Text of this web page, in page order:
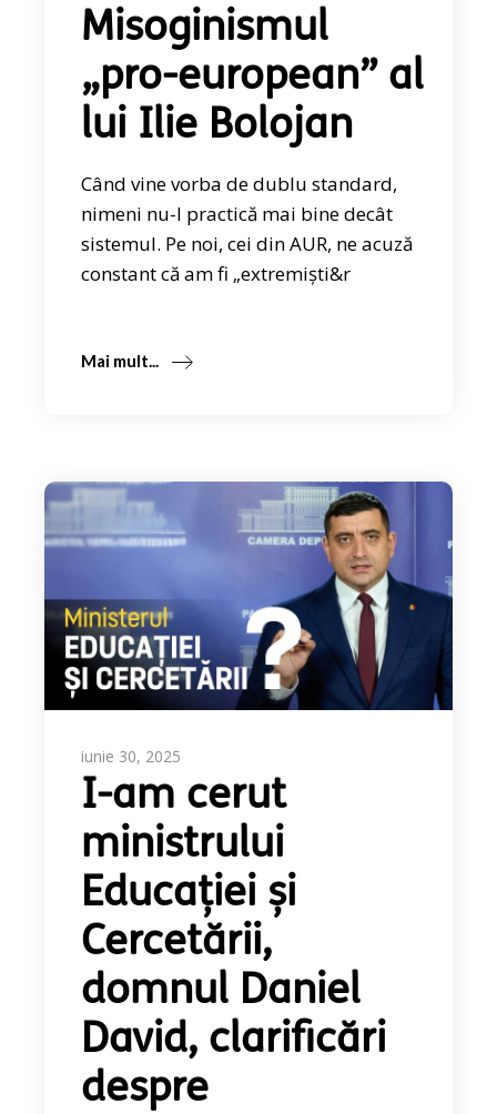
Misoginismul
„pro-european” al
lui Ilie Bolojan
Când vine vorba de dublu standard,
nimeni nu-l practică mai bine decât
sistemul. Pe noi, cei din AUR, ne acuză
constant că am fi „extremiști&r
Mai mult...
iunie 30, 2025
I-am cerut
ministrului
Educației și
Cercetării,
domnul Daniel
David, clarificări
despre